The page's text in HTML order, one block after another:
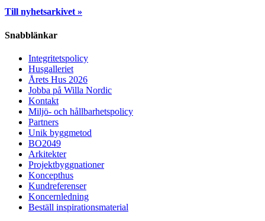
Till nyhetsarkivet »
Snabblänkar
Integritetspolicy
Husgalleriet
Årets Hus 2026
Jobba på Willa Nordic
Kontakt
Miljö- och hållbarhetspolicy
Partners
Unik byggmetod
BO2049
Arkitekter
Projektbyggnationer
Koncepthus
Kundreferenser
Koncernledning
Beställ inspirationsmaterial